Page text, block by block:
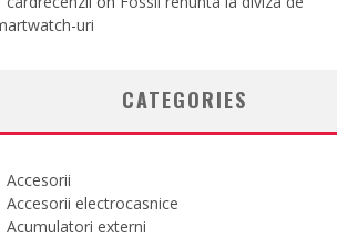
uri
CATEGORIES
Accesorii
Accesorii electrocasnice
Acumulatori externi